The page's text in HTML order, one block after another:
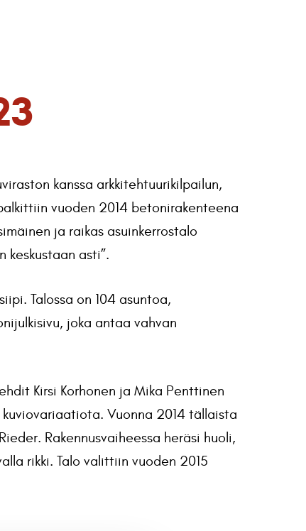
kanssa arkkitehtuurikilpailun,
vuoden 2014 betonirakenteena
ja raikas asuinkerrostalo
keskustaan asti”.
Talossa on 104 asuntoa,
joka antaa vahvan
Kirsi Korhonen ja Mika Penttinen
kuviovariaatiota. Vuonna 2014 tällaista
Rakennusvaiheessa heräsi huoli,
rikki. Talo valittiin vuoden 2015